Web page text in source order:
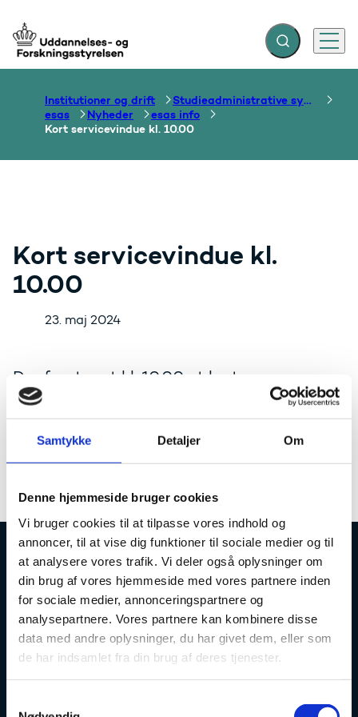
Samtykke Detaljer Om
Denne hjemmeside bruger cookies
Vi bruger cookies til at tilpasse vores indhold og
annoncer, til at vise dig funktioner til sociale medier og til
at analysere vores trafik. Vi deler også oplysninger om
din brug af vores hjemmeside med vores partnere inden
for sociale medier, annonceringspartnere og
analysepartnere. Vores partnere kan kombinere disse
data med andre oplysninger, du har givet dem, eller som
de har indsamlet fra din brug af deres tjenester.
Gå til forsiden Fold søgefelt ud
Menu
Institutioner og drift
Studieadministrative systemer
esas
Nyheder
esas info
Kort servicevindue kl. 10.00
Kort servicevindue kl.
10.00
23. maj 2024
Der foretaget kl. 10.00 et kort
servicevindue på esas. Der skal foretages
en mindre justering på netværk. Der
forventes IKKE nedetid. Skulle du mod
forventning opleve uregelmæssigheder
Uddannelses- og Forskningsstyrelsen
Tlf. 7231 7800